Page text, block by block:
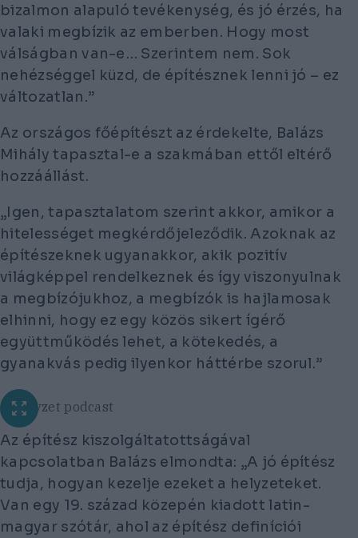
bizalmon alapuló tevékenység, és jó érzés, ha
valaki megbízik az emberben. Hogy most
válságban van-e… Szerintem nem. Sok
nehézséggel küzd, de építésznek lenni jó – ez
változatlan.”
Az országos főépítészt az érdekelte, Balázs
Mihály tapasztal-e a szakmában ettől eltérő
hozzáállást.
„Igen, tapasztalatom szerint akkor, amikor a
hitelességet megkérdőjeleződik. Azoknak az
építészeknek ugyanakkor, akik pozitív
világképpel rendelkeznek és így viszonyulnak
a megbízójukhoz, a megbízók is hajlamosak
elhinni, hogy ez egy közös sikert ígérő
együttműködés lehet, a kötekedés, a
gyanakvás pedig ilyenkor háttérbe szorul.”
A Helyzet podcast
Az építész kiszolgáltatottságával
kapcsolatban Balázs elmondta: „A jó építész
tudja, hogyan kezelje ezeket a helyzeteket.
Van egy 19. század közepén kiadott latin-
magyar szótár, ahol az építész definíciói